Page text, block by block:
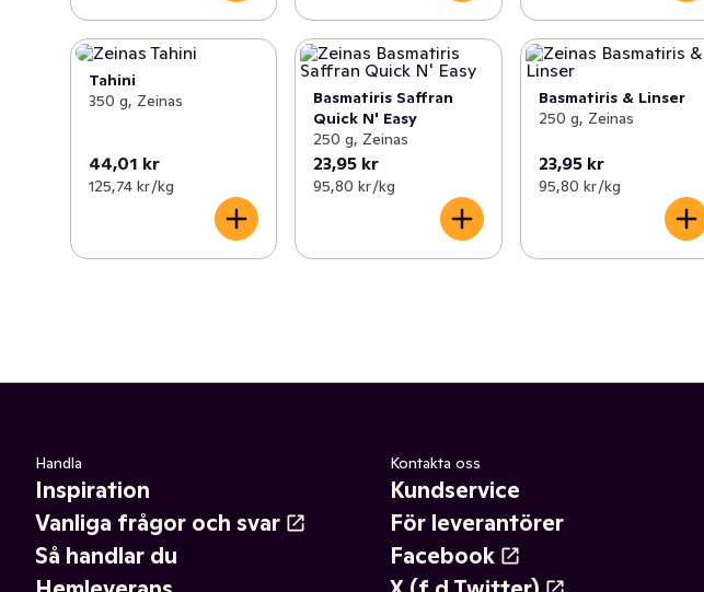
Tahini
350 g, Zeinas
44,01 kr
125,74 kr /kg
Basmatiris Saffran
Quick N' Easy
250 g, Zeinas
23,95 kr
95,80 kr /kg
Basmatiris & Linser
250 g, Zeinas
23,95 kr
95,80 kr /kg
Handla
Inspiration
Vanliga frågor och svar
Så handlar du
Kontakta oss
Kundservice
För leverantörer
Facebook